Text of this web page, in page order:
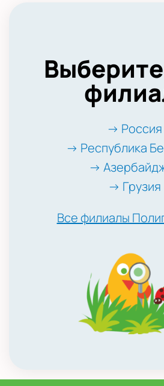
→ Россия
→ Республика
→
→ Грузия
Все филиалы